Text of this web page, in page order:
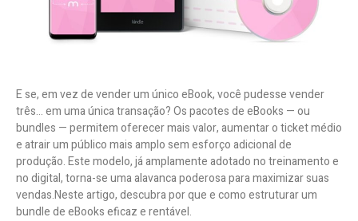
E se, em vez de vender um único eBook, você pudesse vender
três… em uma única transação? Os pacotes de eBooks — ou
bundles — permitem oferecer mais valor, aumentar o ticket médio
e atrair um público mais amplo sem esforço adicional de
produção. Este modelo, já amplamente adotado no treinamento e
no digital, torna-se uma alavanca poderosa para maximizar suas
vendas.Neste artigo, descubra por que e como estruturar um
bundle de eBooks eficaz e rentável.